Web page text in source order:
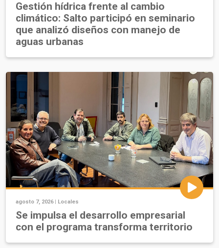
Gestión hídrica frente al cambio
climático: Salto participó en seminario
que analizó diseños con manejo de
aguas urbanas
agosto 7, 2026 | Locales
Se impulsa el desarrollo empresarial
con el programa transforma territorio